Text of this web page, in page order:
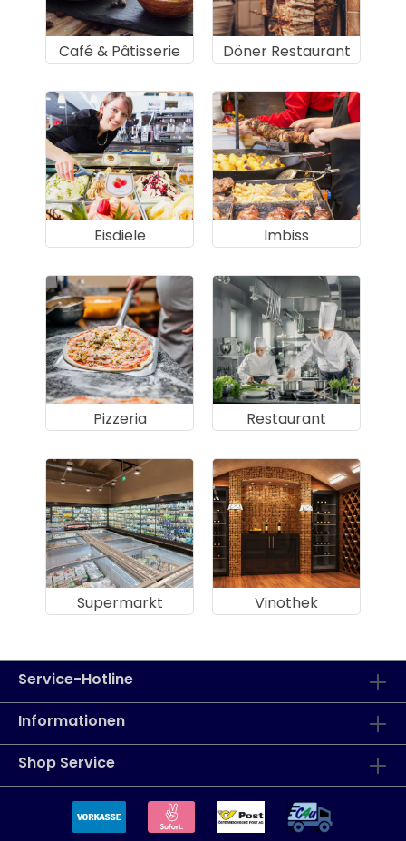
Café & Pâtisserie Döner Restaurant
Eisdiele Imbiss
Pizzeria Restaurant
Supermarkt Vinothek
Service-Hotline
Informationen
Shop Service